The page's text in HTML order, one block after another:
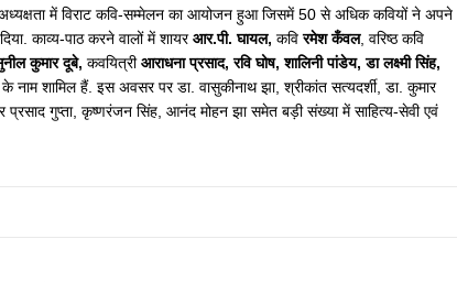
में विराट कवि-सम्मेलन का आयोजन हुआ जिसमें 50 से अधिक कवियों ने अपने
काव्य-पाठ करने वालों में शायरआर.पी. घायल, कविरमेश कँवल, वरिष्ठ कवि
कुमार दूबे, कवयित्रीआराधना प्रसाद, रवि घोष, शालिनी पांडेय, डा लक्ष्मी सिंह,
के नाम शामिल हैं. इस अवसर पर डा. वासुकीनाथ झा, श्रीकांत सत्यदर्शी, डा. कुमार
प्रसाद गुप्ता, कृष्णरंजन सिंह, आनंद मोहन झा समेत बड़ी संख्या में साहित्य-सेवी एवं